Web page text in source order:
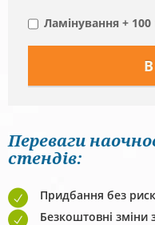
Ламінування + 100
Переваги
стендів:
Придбання без
Безкоштовні зміни